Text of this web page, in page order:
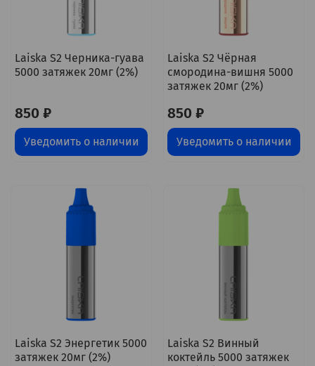
Laiska S2 Черника-гуава
5000 затяжек 20мг (2%)
850 ₽
Уведомить о наличии
Laiska S2 Чёрная
смородина-вишня 5000
затяжек 20мг (2%)
850 ₽
Уведомить о наличии
Laiska S2 Энергетик 5000
затяжек 20мг (2%)
Laiska S2 Винный
коктейль 5000 затяжек